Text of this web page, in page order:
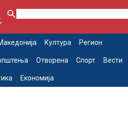
Култура Регион
Отворена Спорт Вести
Економија